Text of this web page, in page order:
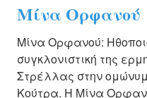
Μίνα Ορφανού
Μίνα Ορφανού:
συγκλονιστική της
Στρέλλας στην
Κούτρα. Η Μίνα